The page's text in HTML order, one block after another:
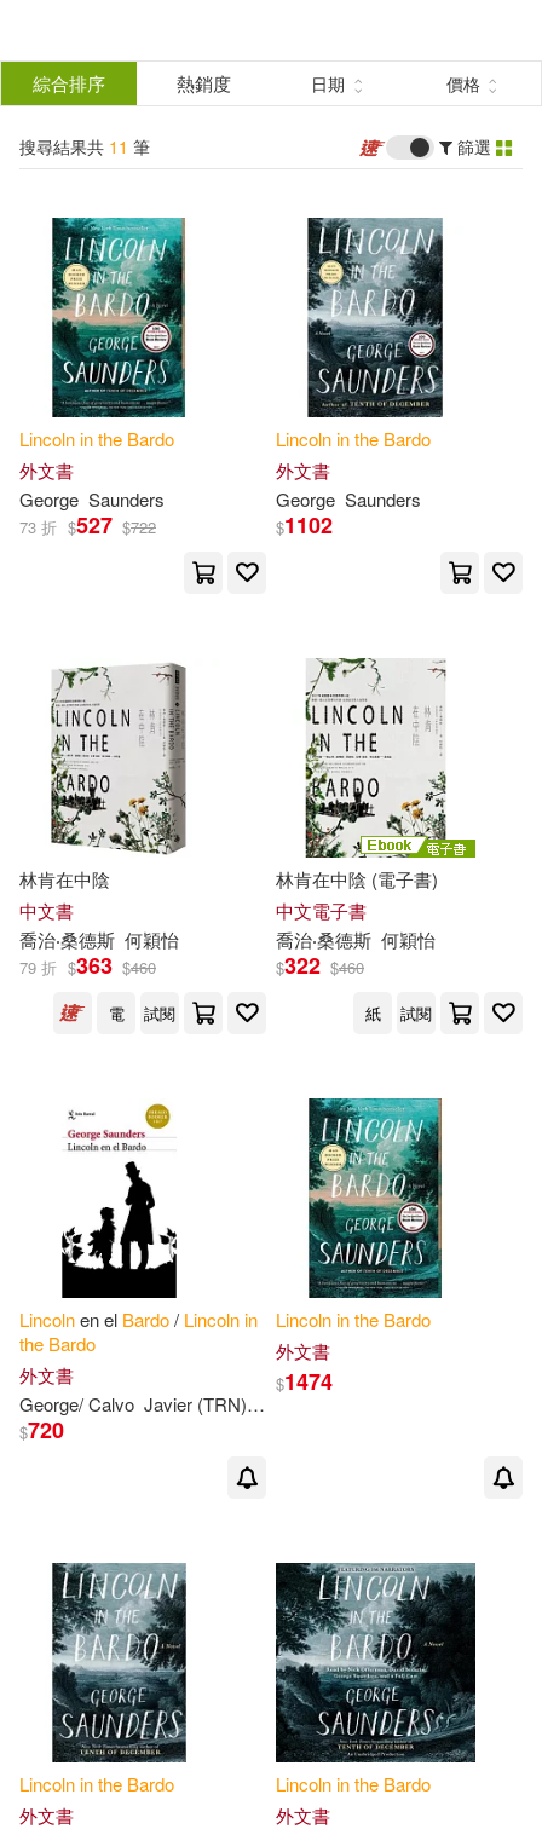
結
分類 (單選)
所有商品(11) 圖書(10)
電子書(1)
作者 (可複選)
Saunders(5) George(3)
喬治‧桑德斯(2) Bright(1)
David (NRT)/ Saunders(1)
George (NRT)(1)
George Saunders(1)
George/ Calvo(1)
George/ Offerman(1)
Nick (NRT)/ Sedaris(1)
Summaries(1)
出版社 (可複選)
Ingram(8) 時報出版(2)
Random House(1)
配送方式 (可複選)
可海外宅配(10)
可港澳店取(10)
可新加坡店取(10)
可菲律賓店取(10)
電子書
其他 (可複選)
現在可購買商品(4)
價格
範圍
綜合排序 熱銷度 日期 價格
搜尋結果共 11 筆 篩選
Lincolninthe Bardo
外文書
George Saunders
73 折 $527 $722
Lincolninthe Bardo
外文書
George Saunders
$1102
林肯在中陰
中文書
喬治‧桑德斯 何穎怡
79 折 $363 $460
電
試閱
林肯在中陰 (電子書)
中文電子書
喬治‧桑德斯 何穎怡
$322 $460
紙
試閱
Lincolnen el Bardo/ Lincolnin
the Bardo
外文書
George/ Calvo Javier (TRN) Saunders
$720
Lincolninthe Bardo
外文書
$1474
Lincolninthe Bardo
外文書
Lincolninthe Bardo
外文書